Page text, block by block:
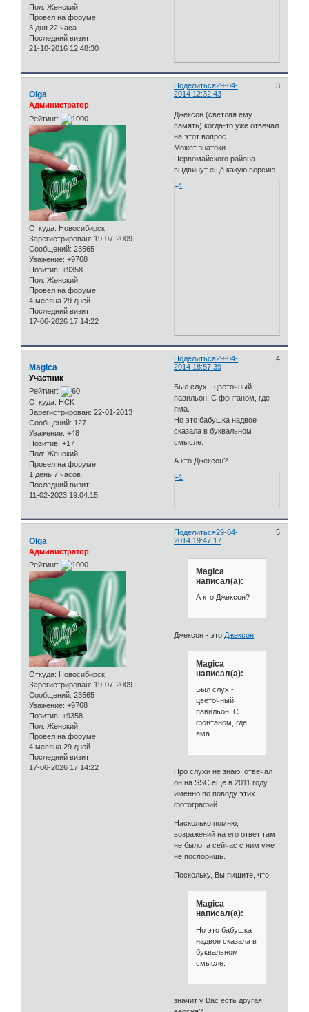
Пол: Женский
Провел на форуме:
3 дня 22 часа
Последний визит:
21-10-2016 12:48:30
Поделиться 3
29-04-
2014 12:32:43
Olga
Администратор
Рейтинг:
Откуда: Новосибирск
Зарегистрирован: 19-07-2009
Сообщений: 23565
Уважение: +9768
Позитив: +9358
Пол: Женский
Провел на форуме:
4 месяца 29 дней
Последний визит:
17-06-2026 17:14:22
Джексон (светлая ему
память) когда-то уже отвечал
на этот вопрос.
Может знатоки
Первомайского района
выдвинут ещё какую версию.
+1
Поделиться 4
29-04-
2014 18:57:39
Magica
Участник
Рейтинг:
Откуда: НСК
Зарегистрирован: 22-01-2013
Сообщений: 127
Уважение: +48
Позитив: +17
Пол: Женский
Провел на форуме:
1 день 7 часов
Последний визит:
11-02-2023 19:04:15
Был слух - цветочный
павильон. С фонтаном, где
яма.
Но это бабушка надвое
сказала в буквальном
смысле.
А кто Джексон?
+1
Поделиться 5
29-04-
2014 19:47:17
Olga
Администратор
Рейтинг:
Откуда: Новосибирск
Зарегистрирован: 19-07-2009
Сообщений: 23565
Уважение: +9768
Позитив: +9358
Пол: Женский
Провел на форуме:
4 месяца 29 дней
Последний визит:
17-06-2026 17:14:22
Magica
написал(а):
А кто Джексон?
Джексон - это Джексон
Magica
написал(а):
Был слух -
цветочный
павильон. С
фонтаном, где
яма.
Про слухи не знаю, отвечал
он на SSC ещё в 2011 году
именно по поводу этих
фотографий
Насколько помню,
возражений на его ответ там
не было, а сейчас с ним уже
не поспоришь.
Поскольку, Вы пишите, что
Magica
написал(а):
Но это бабушка
надвое сказала в
буквальном
смысле.
значит у Вас есть другая